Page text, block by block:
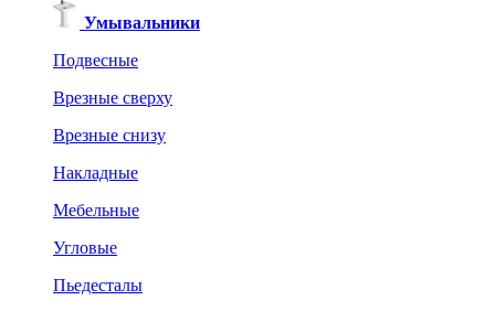
Умывальники
Подвесные
Врезные сверху
Врезные снизу
Накладные
Мебельные
Угловые
Пьедесталы